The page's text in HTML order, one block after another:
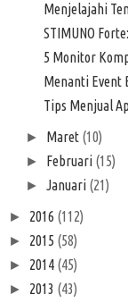
Menjelajahi
STIMUNO
5 Monitor
Menanti Event
Tips Menjual
► Maret (10)
► Februari (15)
►Januari (21)
► 2016 (112)
► 2015 (58)
► 2014 (45)
► 2013 (43)